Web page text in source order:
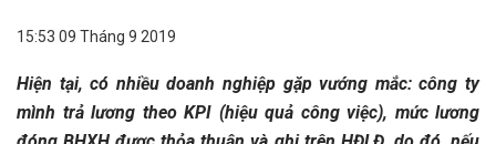
15:53 09 Tháng 9 2019
Hiện tại, có nhiều doanh nghiệp gặp vướng mắc: công ty
mình trả lương theo KPI (hiệu quả công việc), mức lương